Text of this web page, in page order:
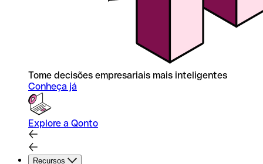
Tome decisões empresariais mais inteligentes
Conheça já
Explore a Qonto
Recursos